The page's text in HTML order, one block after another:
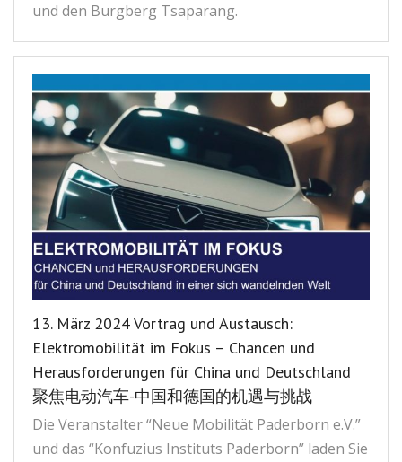
und den Burgberg Tsaparang.
13. März 2024 Vortrag und Austausch:
Elektromobilität im Fokus – Chancen und
Herausforderungen für China und Deutschland
聚焦电动汽车-中国和德国的机遇与挑战
Die Veranstalter “Neue Mobilität Paderborn e.V.”
und das “Konfuzius Instituts Paderborn” laden Sie